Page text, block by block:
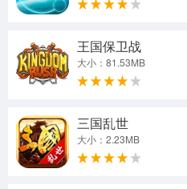
王国保卫战
大小：81.53MB
三国乱世
大小：2.23MB